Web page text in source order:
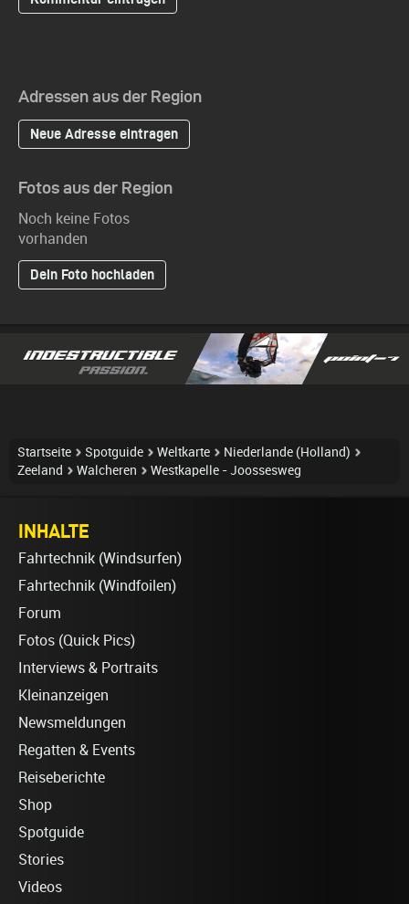
Adressen aus der Region
Neue Adresse eintragen
Fotos aus der Region
Noch keine Fotos
vorhanden
Dein Foto hochladen
Startseite Spotguide Weltkarte
Niederlande (Holland)
Zeeland
Walcheren Westkapelle - Joossesweg
INHALTE
Fahrtechnik (Windsurfen)
Fahrtechnik (Windfoilen)
Forum
Fotos (Quick Pics)
Interviews & Portraits
Kleinanzeigen
Newsmeldungen
Regatten & Events
Reiseberichte
Shop
Spotguide
Stories
Videos